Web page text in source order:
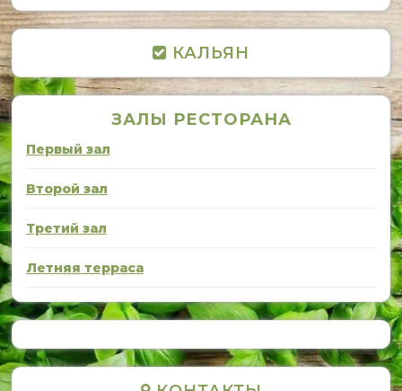
КАЛЬЯН
ЗАЛЫ РЕСТОРАНА
Первый зал
Второй зал
Третий зал
Летняя терраса